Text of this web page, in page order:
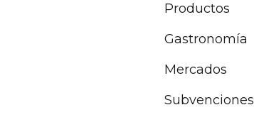
Productos
Gastronomía
Mercados
Subvenciones